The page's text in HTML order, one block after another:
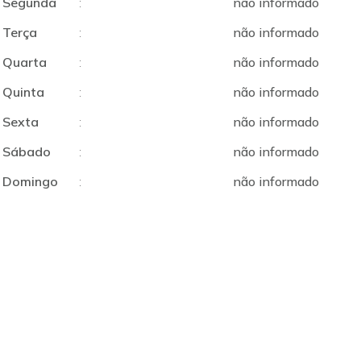
Terça
:
não informado
Quarta
:
não informado
Quinta
:
não informado
Sexta
:
não informado
Sábado
:
não informado
Domingo
: não informado